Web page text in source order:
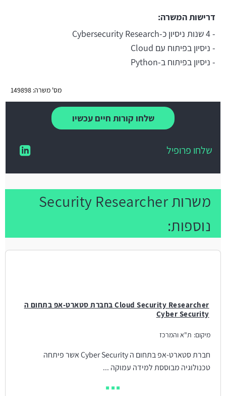
דרישות המשרה:
- 4 שנות ניסיון כ-Cybersecurity Research
- ניסיון בפיתוח עם Cloud
- ניסיון בפיתוח ב-Python
מס' משרה: 149898
שלחו קורות חיים עכשיו
שלחו פרופיל
משרות Security Researcher
נוספות:
Cloud Security Researcher בחברת סטארט-אפ בתחום ה
Cyber Security
מיקום: ת"א והמרכז
חברת סטארט-אפ בתחום ה Cyber Security אשר פיתחה
טכנולוגיה מבוססת למידה עמוקה ...